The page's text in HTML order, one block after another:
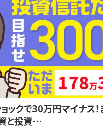
ックで30万円マイナス
と投資…